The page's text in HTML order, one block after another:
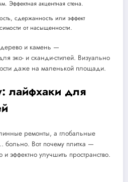
Эффектная акцентная стена.
сдержанность или эффект
от насыщенности.
и камень —
эко- и сканди-стилей. Визуально
даже на маленькой площади.
лайфхаки для
ремонты, а глобальные
больно. Вот почему плитка —
эффектно улучшить пространство.